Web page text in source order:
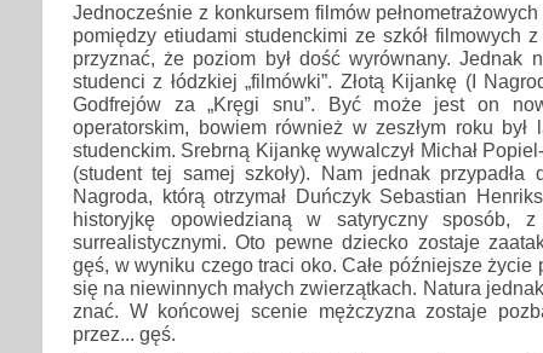
Jednocześnie z konkursem filmów
pomiędzy etiudami studenckimi ze szkół filmowych
przyznać, że poziom był dość wyrównany. Jednak
studenci z łódzkiej „filmówki”. Złotą Kijankę (I
Godfrejów za „Kręgi snu”. Być może jest on
operatorskim, bowiem również w zeszłym roku był
studenckim. Srebrną Kijankę wywalczył Michał
(student tej samej szkoły). Nam jednak przypadła
Nagroda, którą otrzymał Duńczyk Sebastian
historyjkę opowiedzianą w satyryczny sposób,
surrealistycznymi. Oto pewne dziecko zostaje
gęś, w wyniku czego traci oko. Całe późniejsze
się na niewinnych małych zwierzątkach. Natura
znać. W końcowej scenie mężczyzna zostaje
przez... gęś.